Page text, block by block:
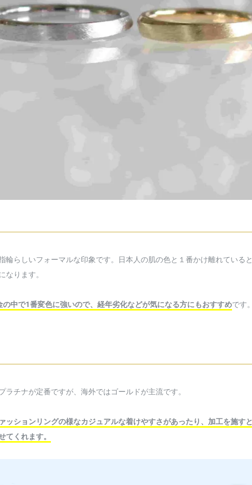
輪らしいフォーマルな印象です。日本人の肌の色と１番かけ離れている
なります。
の中で1番変色に強いので、経年劣化などが気になる方にもおすすめです。
ラチナが定番ですが、海外ではゴールドが主流です。
ッションリングの様なカジュアルな着けやすさがあったり、加工を施す
てくれます。